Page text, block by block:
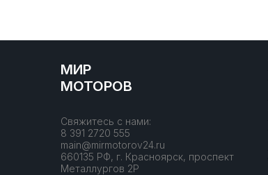
МИР
МОТОРОВ
Свяжитесь с нами:
8 391 2720 555
main@mirmotorov24.ru
660135 РФ, г. Красноярск, проспект
Металлургов 2Р